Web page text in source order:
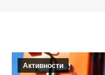
Активности